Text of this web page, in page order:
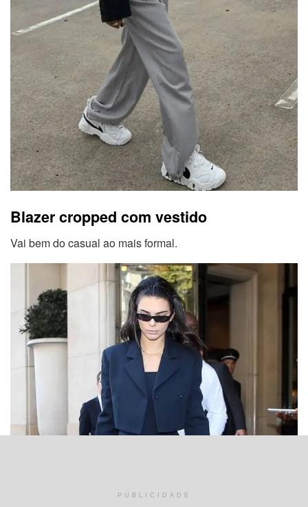
Blazer cropped com vestido
Vai bem do casual ao mais formal.
PUBLICIDADE